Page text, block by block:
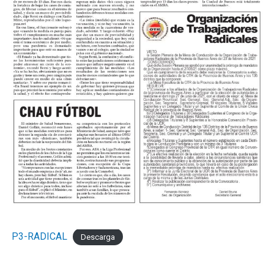
decantación. A los 24, Verón avanzó a toda velocidad
por izquierda, habilitó a Castillo y Acha, que lo venía
corriendo de atrás, lo desestabilizó adentro del area,
Rubiano no dudó y el juvenil desde los doce pasos anotó
su primer gol en el Federal A para empezar a decretar la
historia.
El complemento se jugó a otro ritmo pero mostró la
solidez del fondo kimberleño cada vez que lo probaron.
Más allá de eso, en los primeros cinco minutos, Miori
tuvo dos claras para convertir el cuarto pero Nadal se
lució en ambas con dos atajadas tremendas.
Los cambios probados por Mario Martínez le dieron a
en el pase en el pase final. Por su lado, Mignini también
movió el banco para darle media hora a Ezequiel Cérica,
P3-RADICAL Descarga